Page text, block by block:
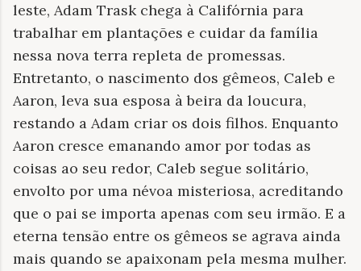
leste, Adam Trask chega à Califórnia para
trabalhar em plantações e cuidar da família
nessa nova terra repleta de promessas.
Entretanto, o nascimento dos gêmeos, Caleb e
Aaron, leva sua esposa à beira da loucura,
restando a Adam criar os dois filhos. Enquanto
Aaron cresce emanando amor por todas as
coisas ao seu redor, Caleb segue solitário,
envolto por uma névoa misteriosa, acreditando
que o pai se importa apenas com seu irmão. E a
eterna tensão entre os gêmeos se agrava ainda
mais quando se apaixonam pela mesma mulher.